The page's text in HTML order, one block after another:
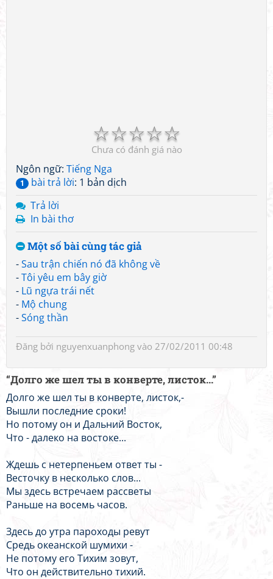
☆
☆
☆
☆
☆
Chưa có đánh giá nào
Ngôn ngữ: Tiếng Nga
1 bài trả lời: 1 bản dịch
Trả lời
In bài thơ
Một số bài cùng tác giả
-Sau trận chiến nó đã không về
-Tôi yêu em bây giờ
- Lũ ngựa trái nết
- Mộ chung
-Sóng thần
Đăng bởi nguyenxuanphong vào 27/02/2011 00:48
“Долго же шел ты в конверте, листок...”
Долго же шел ты в конверте, листок,-
Вышли последние сроки!
Но потому он и Дальний Восток,
Что - далеко на востоке...
Ждешь с нетерпеньем ответ ты -
Весточку в несколько слов...
Мы здесь встречаем рассветы
Раньше на восемь часов.
Здесь до утра пароходы ревут
Средь океанской шумихи -
Не потому его Тихим зовут,
Что он действительно тихий.